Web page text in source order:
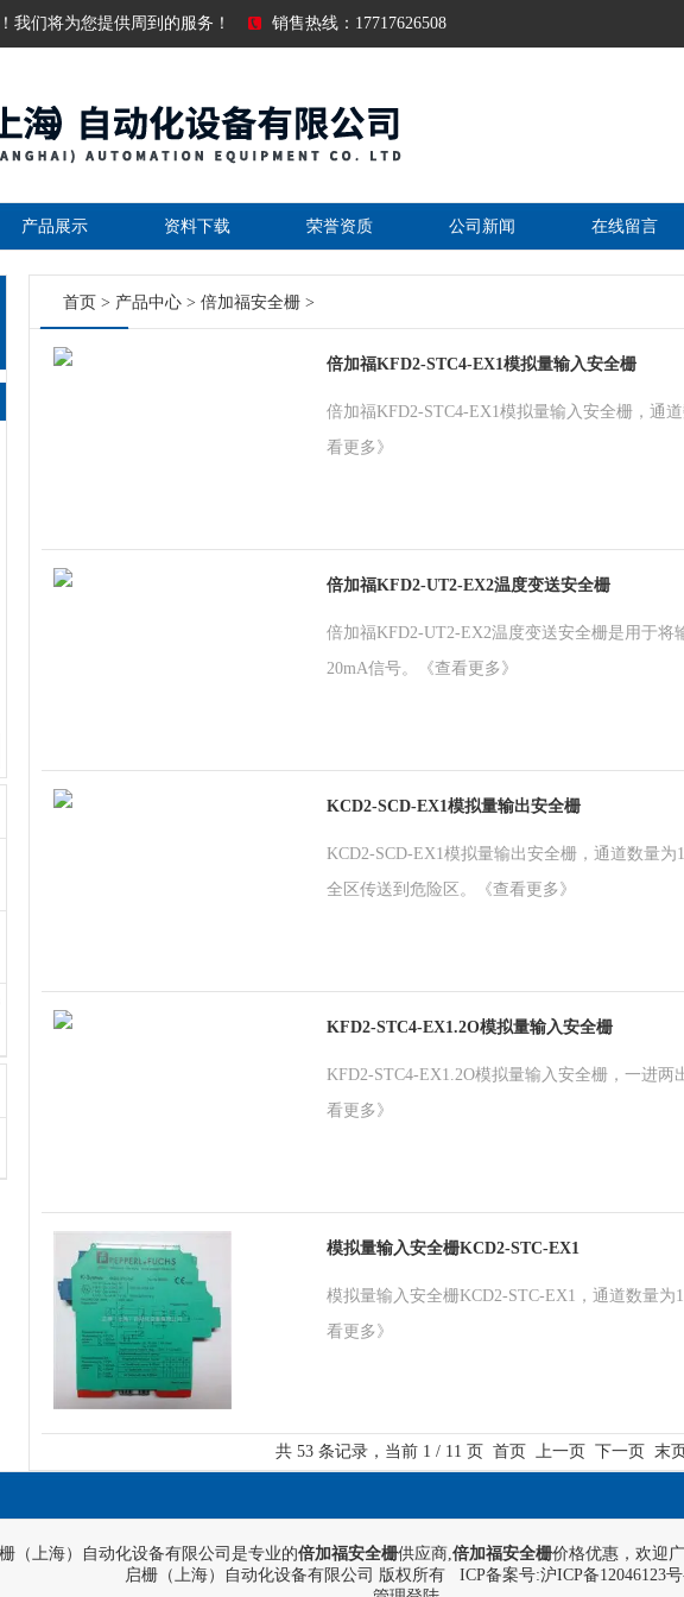
我们将为您提供周到的服务！ 销售热线：17717626508
产品展示 资料下载 荣誉资质 公司新闻 在线留言
首页 > 产品中心 > 倍加福安全栅 >
倍加福KFD2-STC4-EX1模拟量输入安全栅
倍加福KFD2-STC4-EX1模拟量输入安全栅，通
看更多》
倍加福KFD2-UT2-EX2温度变送安全栅
倍加福KFD2-UT2-EX2温度变送安全栅是用于
20mA信号。
《查看更多》
KCD2-SCD-EX1模拟量输出安全栅
KCD2-SCD-EX1模拟量输出安全栅，通道数量
全区传送到危险区。
《查看更多》
KFD2-STC4-EX1.2O模拟量输入安全栅
KFD2-STC4-EX1.2O模拟量输入安全栅，一进两
看更多》
模拟量输入安全栅KCD2-STC-EX1
模拟量输入安全栅KCD2-STC-EX1，通道数量为
看更多》
共 53 条记录，当前 1 / 11 页 首页 上一页 下一页 末
（上海）自动化设备有限公司是专业的倍加福安全栅供应商,倍加福安全栅价格优惠，欢迎
启栅（上海）自动化设备有限公司 版权所有
ICP备案号:沪ICP备12046123